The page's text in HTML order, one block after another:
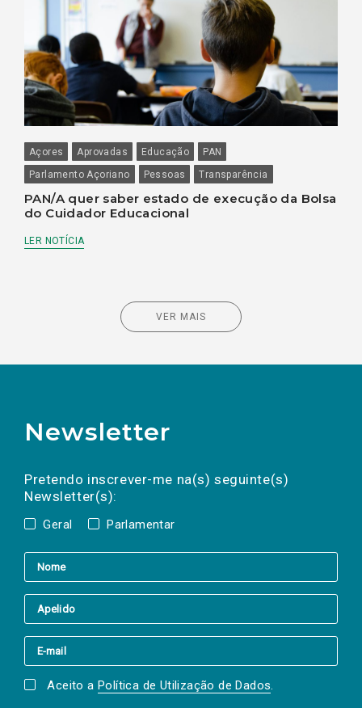
Açores Aprovadas Educação
PAN
Parlamento Açoriano
Pessoas Transparência
PAN/A quer saber estado de execução da Bolsa
do Cuidador Educacional
LER NOTÍCIA
VER MAIS
Newsletter
Pretendo inscrever-me na(s) seguinte(s)
Newsletter(s):
Geral Parlamentar
a(s) newsletter(s).
mail
Aceito a Política de Utilização de Dados.